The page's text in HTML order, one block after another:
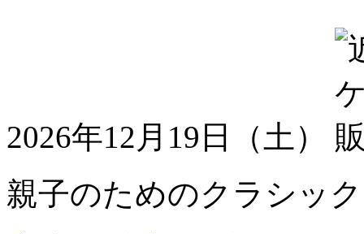
2026年12月19日（土）
親子のためのクラシッ